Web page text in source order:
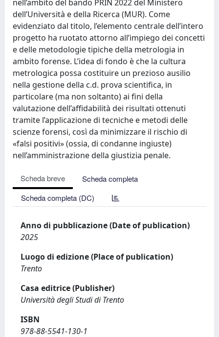
nell’ambito del bando PRIN 2022 del Ministero
dell’Università e della Ricerca (MUR). Come
evidenziato dal titolo, l’elemento centrale dell’intero
progetto ha ruotato attorno all’impiego dei concetti
e delle metodologie tipiche della metrologia in
ambito forense. L’idea di fondo è che la cultura
metrologica possa costituire un prezioso ausilio
nella gestione della c.d. prova scientifica, in
particolare (ma non soltanto) ai fini della
valutazione dell’affidabilità dei risultati ottenuti
tramite l’applicazione di tecniche e metodi delle
scienze forensi, così da minimizzare il rischio di
«falsi positivi» (ossia, di condanne ingiuste)
nell’amministrazione della giustizia penale.
Scheda breve
Scheda completa
Scheda completa (DC)
Anno di pubblicazione (Date of publication)
2025
Luogo di edizione (Place of publication)
Trento
Casa editrice (Publisher)
Università degli Studi di Trento
ISBN
978-88-5541-130-1